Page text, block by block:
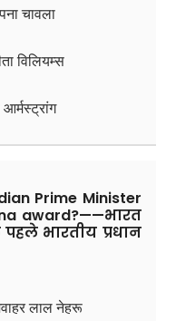
चावला
विलियम्स
Prime Minister
award?——भारत
भारतीय प्रधान
लाल नेहरू